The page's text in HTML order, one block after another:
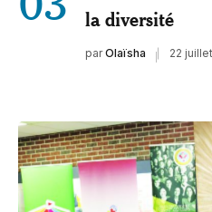
la diversité
par Olaïsha 22